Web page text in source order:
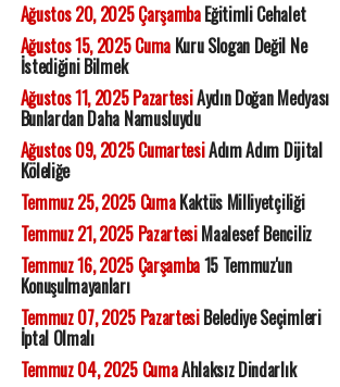
Ağustos 20, 2025 ÇarşambaEğitimli Cehalet
Ağustos 15, 2025 CumaKuru Slogan Değil Ne
İstediğini Bilmek
Ağustos 11, 2025 PazartesiAydın Doğan Medyası
Bunlardan Daha Namusluydu
Ağustos 09, 2025 CumartesiAdım Adım Dijital
Köleliğe
Temmuz 25, 2025 CumaKaktüs Milliyetçiliği
Temmuz 21, 2025 PazartesiMaalesef Benciliz
Temmuz 16, 2025 Çarşamba15 Temmuz'un
Konuşulmayanları
Temmuz 07, 2025 PazartesiBelediye Seçimleri
İptal Olmalı
Temmuz 04, 2025 CumaAhlaksız Dindarlık